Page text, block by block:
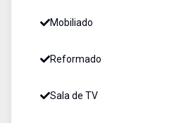
Mobiliado
Reformado
Sala de TV